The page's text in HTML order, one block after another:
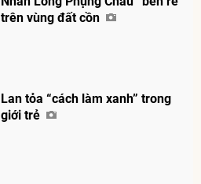
trên vùng đất cồn
Lan tỏa “cách làm xanh” trong
giới trẻ